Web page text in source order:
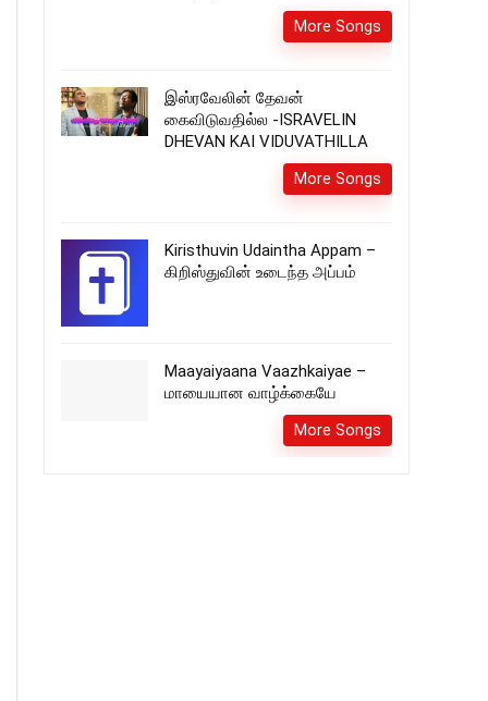
More Songs
இஸ்ரவேலின் தேவன்
கைவிடுவதில்ல -ISRAVELIN
DHEVAN KAI VIDUVATHILLA
More Songs
Kiristhuvin Udaintha Appam –
கிறிஸ்துவின் உடைந்த அப்பம்
Maayaiyaana Vaazhkaiyae –
மாயையான வாழ்க்கையே
More Songs